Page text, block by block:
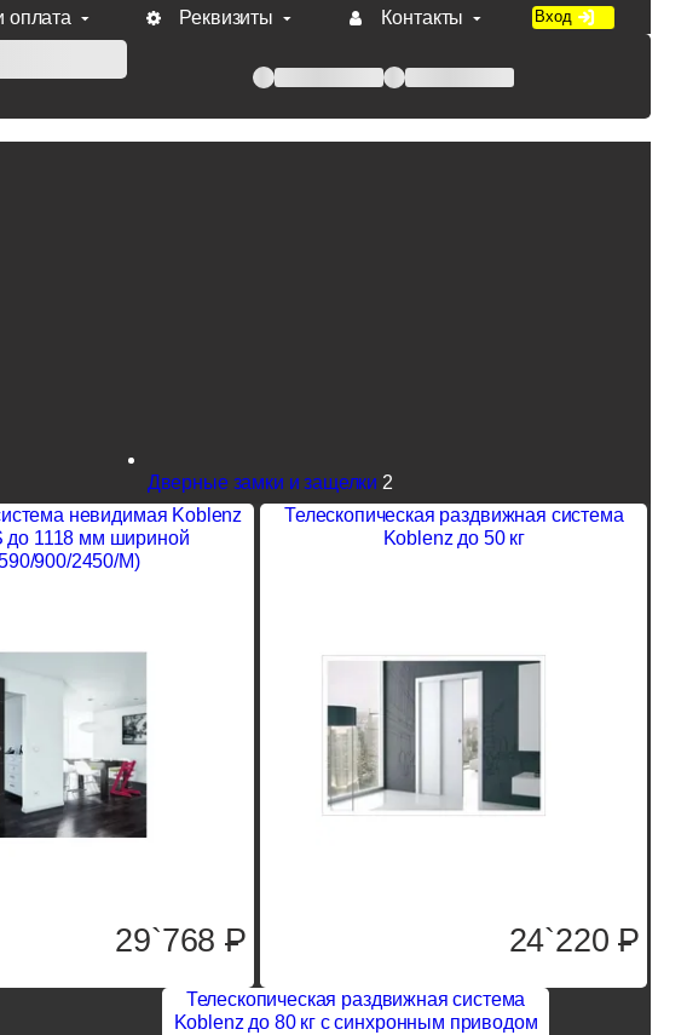
оплата Реквизиты Контакты Вход
Forme при оплате по счету.
Дверные замки и защелки 2
невидимая Koblenz
до 1118 мм шириной
900/2450/М)
29`768P
Телескопическая раздвижная система
Koblenz до 50 кг
24`220P
Телескопическая раздвижная система
Koblenz до 80 кг с синхронным приводом